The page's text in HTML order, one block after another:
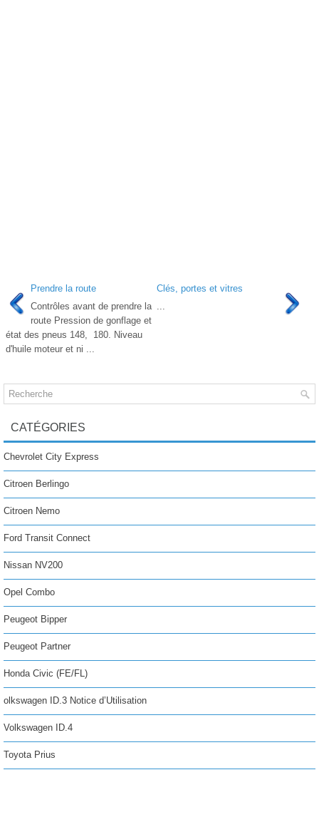
Prendre la route
Contrôles avant de prendre la
route Pression de gonflage et
état des pneus 148, 180. Niveau
d'huile moteur et ni ...
Clés, portes et vitres
...
CATÉGORIES
Chevrolet City Express
Citroen Berlingo
Citroen Nemo
Ford Transit Connect
Nissan NV200
Opel Combo
Peugeot Bipper
Peugeot Partner
Honda Civic (FE/FL)
olkswagen ID.3 Notice d’Utilisation
Volkswagen ID.4
Toyota Prius